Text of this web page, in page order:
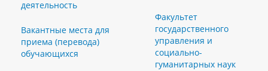
деятельность
Вакантные места для
приема (перевода)
обучающихся
Факультет
государственного
управления и
социально-
гуманитарных наук